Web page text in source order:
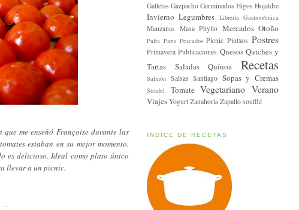
me enseñó Françoise durante las
estaban en su mejor momento.
es delicioso. Ideal como plato único
llevar a un picnic.
Galletas Gazpacho Germinados Higos Hojaldre
Invierno Legumbres Librería Gastronómica
Manzanas Masa Phyllo Mercados Otoño
Palta Paris Pescados Picnic Pintxos Postres
Primavera Publicaciones Quesos Quiches y
Tartas Saladas
Quínoa Recetas
Salmón Salsas Santiago Sopas y Cremas
Strudel Tomate Vegetariano Verano
Viajes Yogurt Zanahoria Zapallo soufflé
INDICE DE RECETAS